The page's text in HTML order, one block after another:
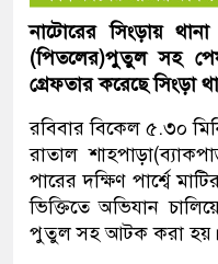
নাটোরের সিংড়ায়
(পিতলের)পুতুল সহ
গ্রেফতার করেছে সিংড়া
রবিবার বিকেল ৫.৩০
রাতাল
পারের দক্ষিণ পার্শ্বে
ভিক্তিতে অভিযান
পুতুল সহ আটক করা হয়।